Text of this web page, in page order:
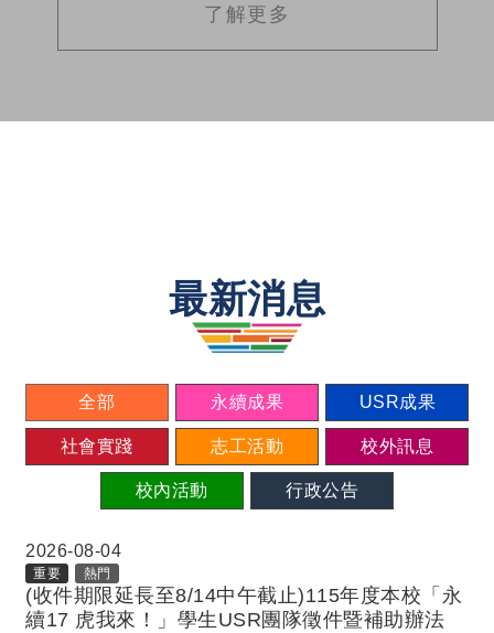
了解更多
最新消息
全部 永續成果 USR成果
社會實踐 志工活動 校外訊息
校內活動 行政公告
2026-08-04
重要 熱門
(收件期限延長至8/14中午截止)115年度本校「永
續17 虎我來！」學生USR團隊徵件暨補助辦法